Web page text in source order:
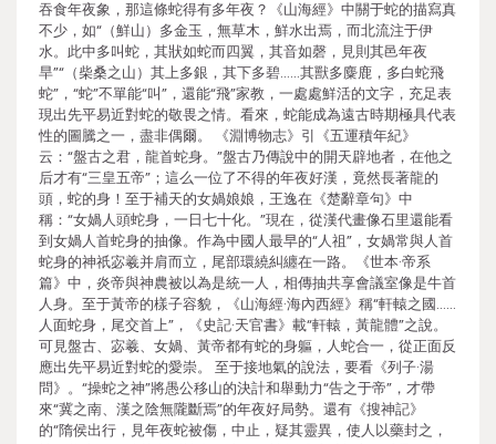
吞食年夜象，那這條蛇得有多年夜？《山海經》中關于蛇的描寫真
不少，如“（鮮山）多金玉，無草木，鮮水出焉，而北流注于伊
水。此中多叫蛇，其狀如蛇而四翼，其音如磬，見則其邑年夜
旱”“（柴桑之山）其上多銀，其下多碧……其獸多麋鹿，多白蛇飛
蛇”，“蛇”不單能“叫”，還能“飛”家教，一處處鮮活的文字，充足表
現出先平易近對蛇的敬畏之情。看來，蛇能成為遠古時期極具代表
性的圖騰之一，盡非偶爾。 《淵博物志》引《五運積年紀》
云：“盤古之君，龍首蛇身。”盤古乃傳說中的開天辟地者，在他之
后才有“三皇五帝”；這么一位了不得的年夜好漢，竟然長著龍的
頭，蛇的身！至于補天的女媧娘娘，王逸在《楚辭章句》中
稱：“女媧人頭蛇身，一日七十化。”現在，從漢代畫像石里還能看
到女媧人首蛇身的抽像。作為中國人最早的“人祖”，女媧常與人首
蛇身的神祇宓羲并肩而立，尾部環繞糾纏在一路。《世本·帝系
篇》中，炎帝與神農被以為是統一人，相傳抽共享會議室像是牛首
人身。至于黃帝的樣子容貌，《山海經·海內西經》稱“軒轅之國……
人面蛇身，尾交首上”，《史記·天官書》載“軒轅，黃龍體”之說。
可見盤古、宓羲、女媧、黃帝都有蛇的身軀，人蛇合一，從正面反
應出先平易近對蛇的愛崇。 至于接地氣的說法，要看《列子·湯
問》。“操蛇之神”將愚公移山的決計和舉動力“告之于帝”，才帶
來“冀之南、漢之陰無隴斷焉”的年夜好局勢。還有《搜神記》
的“隋侯出行，見年夜蛇被傷，中止，疑其靈異，使人以藥封之，